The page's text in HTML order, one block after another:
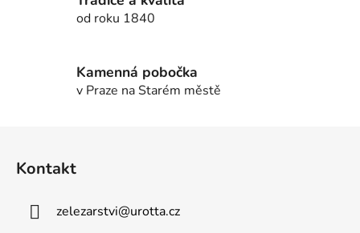
k
ý
p
i
od roku 1840
Kamenná pobočka
v Praze na Starém městě
Kontakt
zelezarstvi@urotta.cz